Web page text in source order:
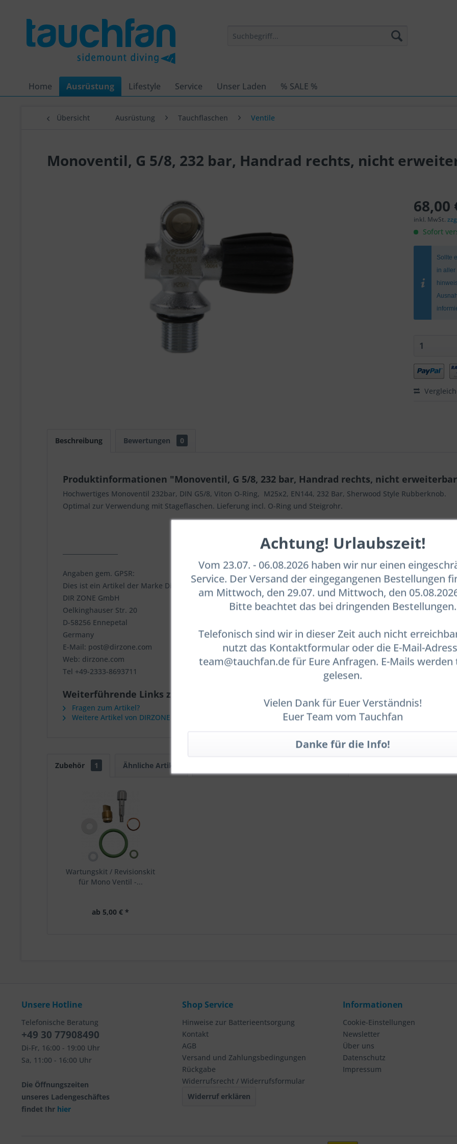
Home Ausrüstung Lifestyle Service Unser Laden % SALE %
Übersicht Ausrüstung Tauchflaschen Ventile
Monoventil, G 5/8, 232 bar, Handrad rechts, nicht
68,00
inkl. MwSt.
Sofort
Sollte
in aller
Beschreibung Bewertungen 0
Produktinformationen "Monoventil, G 5/8, 232 bar, Handrad rechts, nicht
Hochwertiges Monoventil 232bar, DIN G5/8, Viton O-Ring, M25x2, EN144, 232 Bar, Sherwood Style Rubberknob.
Optimal zur Verwendung mit Stageflaschen. Lieferung incl. O-Ring und Steigrohr.
Angaben gem. GPSR:
Dies ist ein Artikel der Marke DirZone
DIR ZONE GmbH
Oelkinghauser Str. 20
D-58256 Ennepetal
Germany
E-Mail: post@dirzone.com
Web: dirzone.com
Tel +49-2333-8693711
Weiterführende Links zu "Monoventil, G 5/8, 232 bar, Handrad rechts, nicht
Fragen zum Artikel?
Weitere Artikel von DIRZONE
Zubehör 1 Ähnliche Artikel
Wartungskit / Revisionskit
für Mono Ventil -...
ab 5,00 € *
Achtung! Urlaubszeit!
Vom 23.07. - 06.08.2026 haben wir nur einen
Service. Der Versand der eingegangenen Bestellungen
am Mittwoch, den 29.07. und Mittwoch, den
Bitte beachtet das bei dringenden Bestellungen.
Telefonisch sind wir in dieser Zeit auch nicht
nutzt das Kontaktformular oder die E-Mail-
team@tauchfan.de für Eure Anfragen. E-Mails werden
gelesen.
Vielen Dank für Euer Verständnis!
Euer Team vom Tauchfan
Unsere Hotline
Telefonische Beratung
+49 30 77908490
Di-Fr, 16:00 - 19:00 Uhr
Sa, 11:00 - 16:00 Uhr
Die Öffnungszeiten
unseres Ladengeschäftes
findet Ihr hier
Shop Service
Hinweise zur Batterieentsorgung
Kontakt
AGB
Versand und Zahlungsbedingungen
Rückgabe
Widerrufsrecht / Widerrufsformular
Widerruf erklären
Informationen
Cookie-Einstellungen
Newsletter
Über uns
Datenschutz
Impressum